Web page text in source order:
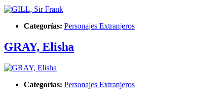
Categorías: Personajes Extranjeros
GRAY, Elisha
Categorías: Personajes Extranjeros